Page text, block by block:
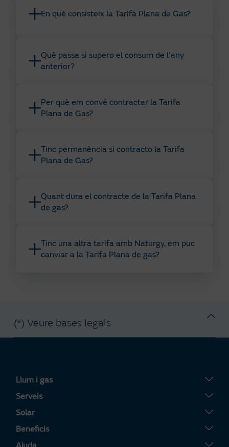
En què consisteix la Tarifa Plana de Gas?
Què passa si supero el consum de l’any
anterior?
Per què em convé contractar la Tarifa
Plana de Gas?
Tinc permanència si contracto la Tarifa
Plana de Gas?
Quant dura el contracte de la Tarifa Plana
de gas?
Tinc una altra tarifa amb Naturgy, em puc
canviar a la Tarifa Plana de gas?
(*) Veure bases legals
Llum i gas
Tarifa Plana
Tarifa Por Uso
Tarifa Noche
Tarifa Dinámica Luz
Serveis
Servigas
Servielectric
Servillar
Solar
Plaques solars
Tarifa Solar
Beneficis